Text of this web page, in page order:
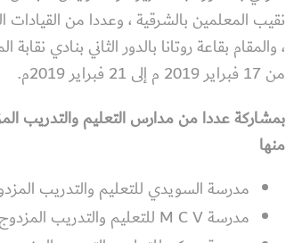
نقيب المعلمين بالشرقية ، وعددا من القيادات
، والمقام بقاعة روتانا بالدور الثاني بنادي
من 17 فبراير 2019 م إلى 21 فبراير 2019م.
بمشاركة عددا من مدارس التعليم والتدريب
منها
مدرسة السويدي للتعليم والتدريب
مدرسة M C V للتعليم والتدريب المزدوج بمدينة الصالحية